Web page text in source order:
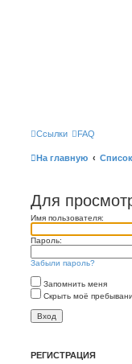
Ссылки FAQ
На главную
Для
Имя пользователя:
Пароль:
Забыли пароль?
Запомнить меня
Скрыть моё
РЕГИСТРАЦИЯ